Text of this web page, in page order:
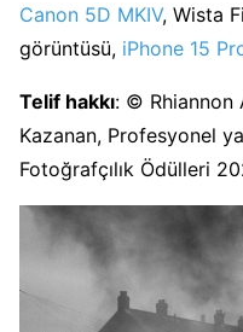
Canon 5D MKIV, Wista
görüntüsü, iPhone 15
Telif hakkı: © Rhiannon
Kazanan, Profesyonel
Fotoğrafçılık Ödülleri